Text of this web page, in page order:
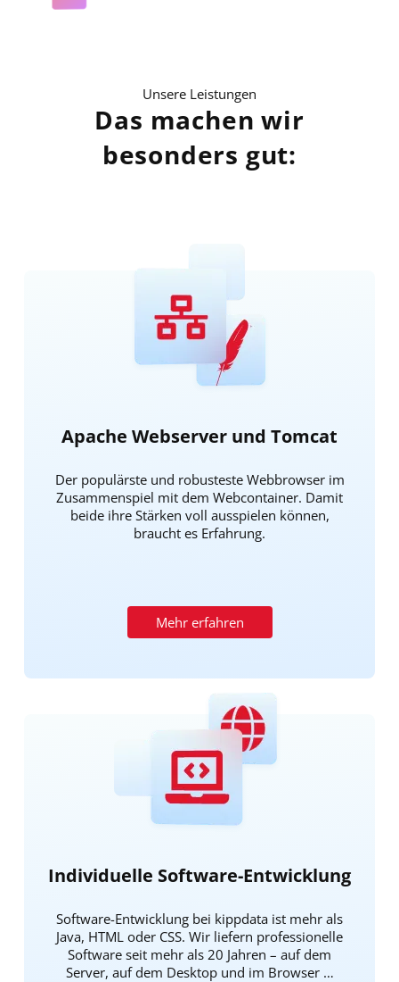
Unsere Leistungen
Das machen wir
besonders gut:
Apache Webserver und Tomcat
Der populärste und robusteste Webbrowser im
Zusammenspiel mit dem Webcontainer. Damit
beide ihre Stärken voll ausspielen können,
braucht es Erfahrung.
Mehr erfahren
Individuelle Software-Entwicklung
Software-Entwicklung bei kippdata ist mehr als
Java, HTML oder CSS. Wir liefern professionelle
Software seit mehr als 20 Jahren – auf dem
Server, auf dem Desktop und im Browser …